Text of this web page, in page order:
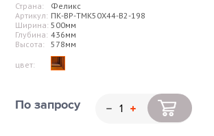
Страна:
Феликс
Артикул: ПК-ВР-ТМК50Х44-В2-198
Ширина: 500мм
Глубина: 436мм
Высота:
578мм
цвет:
По запросу